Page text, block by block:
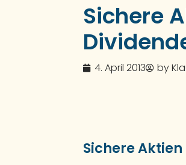
Sichere
4. April 2013 by
Sichere Aktien